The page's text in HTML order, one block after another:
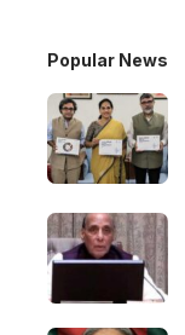
Popular News